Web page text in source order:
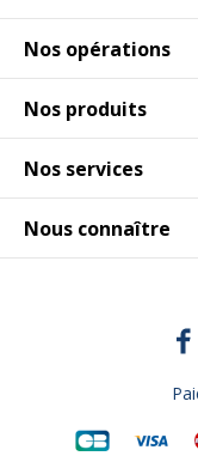
Nos opérations
Nos produits
Nos services
Nous connaître